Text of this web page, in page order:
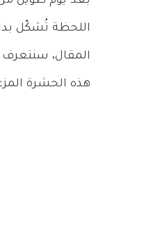
اللحظة تُشكّل
المقال،
هذه الحشرة